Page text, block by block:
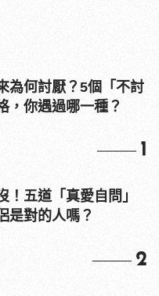
為何討厭？5個「不討
，你遇過哪一種？
1
！五道「真愛自問」
是對的人嗎？
2